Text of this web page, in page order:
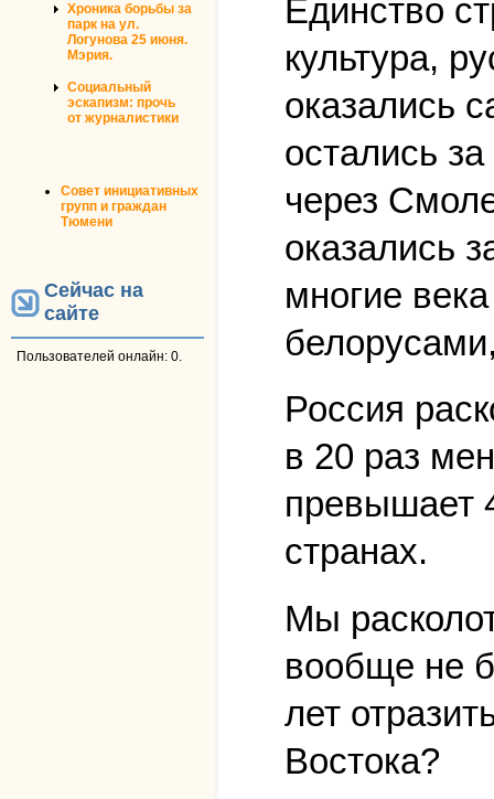
Хроника борьбы за
парк на ул.
Логунова 25 июня.
Мэрия.
Социальный
эскапизм: прочь
от журналистики
Совет инициативных
групп и граждан
Тюмени
Сейчас на
сайте
Пользователей онлайн: 0.
Единство
культура,
оказались
остались
через
оказались
многие
Россия
в 20 раз
превышает
странах.
Мы
вообще не
лет
Востока?